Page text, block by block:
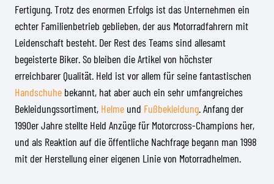
Fertigung. Trotz des enormen Erfolgs ist das Unternehmen ein
echter Familienbetrieb geblieben, der aus Motorradfahrern mit
Leidenschaft besteht. Der Rest des Teams sind allesamt
begeisterte Biker. So bleiben die Artikel von höchster
erreichbarer Qualität. Held ist vor allem für seine fantastischen
Handschuhe bekannt, hat aber auch ein sehr umfangreiches
Bekleidungssortiment, Helme und Fußbekleidung. Anfang der
1990er Jahre stellte Held Anzüge für Motorcross-Champions her,
und als Reaktion auf die öffentliche Nachfrage begann man 1998
mit der Herstellung einer eigenen Linie von Motorradhelmen.